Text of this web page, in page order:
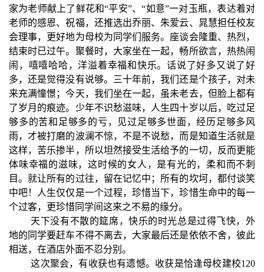
家为老师献上了鲜花和“平安”、“如意”一对玉瓶，表达着对
老师的感恩、祝福，还推选出乔丽、朱爱云、晁慧担任校友
会理事，更好地为母校为同学们服务。座谈会隆重、热烈，
结束时已过午。聚餐时，大家坐在一起，畅所欲言，热热闹
闹，嘻嘻哈哈，洋溢着幸福和快乐。话说了好多又说了好
多，还是觉得没有说够。三十年前，我们还是个孩子，对未
来充满憧憬；今天，我们坐在一起，虽未老去，但脸上都有
了岁月的痕迹。少年不识愁滋味，人生四十岁以后，吃过足
够多的苦和足够多的亏，见过足够多世面，经历足够多风
雨，才被打磨的波澜不惊，不是不说愁，而是知道生活就是
这样，苦乐掺半，所以坦然接受生活给予的一切，反而更能
体味幸福的滋味，这时候的女人，是有光的，柔和而不刺
目。就让所有的过往，留在记忆中；所有的坎坷，都付谈笑
中吧！人生仅仅是一个过程，珍惜当下，珍惜生命中的每一
个过客，更珍惜同学间这来之不易的缘分。
天下没有不散的筵席，快乐的时光总是过得飞快，外
地的同学要赶车不得不离去，大家最后还是依依不舍，彼此
相送，在酒店外面不忍分别。
这次聚会，有收获也有遗憾。收获是恰逢母校建校120